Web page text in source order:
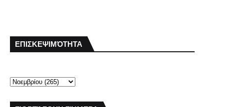
ΕΠΙΣΚΕΨΙΜΌΤΗΤΑ